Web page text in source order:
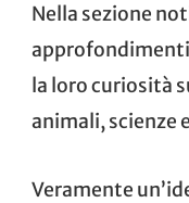
Nella sezione
la loro curiosità
animali, scienze
Veramente